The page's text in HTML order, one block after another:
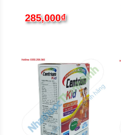
285,000₫